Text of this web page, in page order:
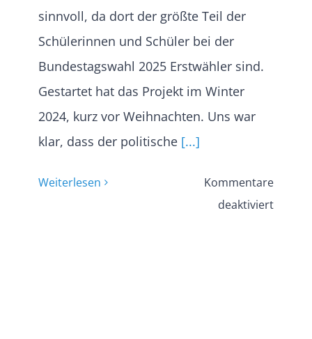
sinnvoll, da dort der größte Teil der
Schülerinnen und Schüler bei der
Bundestagswahl 2025 Erstwähler sind.
Gestartet hat das Projekt im Winter
2024, kurz vor Weihnachten. Uns war
klar, dass der politische[...]
Weiterlesen
Kommentare
deaktiviertfür